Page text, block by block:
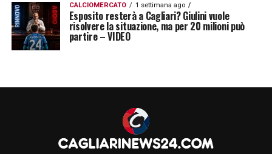
CALCIOMERCATO 1 settimana ago
Esposito resterà a Cagliari? Giulini vuole
risolvere la situazione, ma per 20 milioni può
partire – VIDEO